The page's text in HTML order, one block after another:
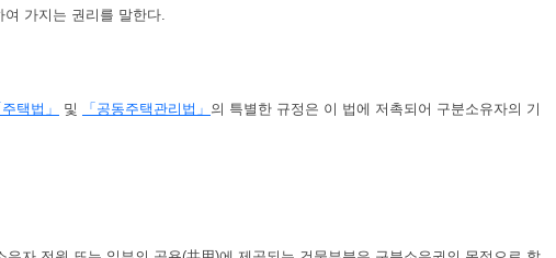
여 가지는 권리를 말한다.
주택법」 및 「공동주택관리법」 의 특별한 규정은 이 법에 저촉되어 구분소유자의 기